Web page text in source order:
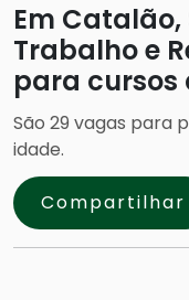
Em
Trabalho e
para cursos
São 29 vagas para
idade.
Compartilhar